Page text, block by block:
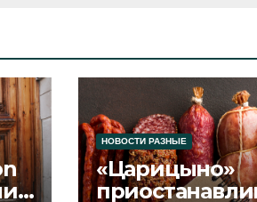
НОВОСТИ РАЗНЫЕ
«Царицыно»